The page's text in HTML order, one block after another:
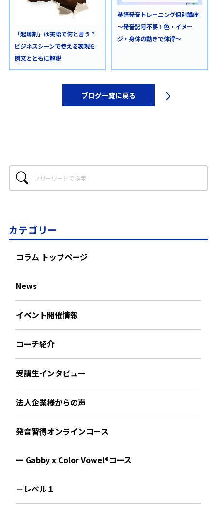
「起爆剤」は英語で何と言う？
ビジネスシーンで使える表現を
例文とともに解説
英語発音トレーニング個別講座
～発音記号不要！色・イメー
ジ・身体の動きで体得～
ブログ一覧に戻る
カテゴリー
コラム トップページ
News
イベント開催情報
コーチ紹介
受講生インタビュー
法人企業様からの声
発音習得オンラインコース
ー Gabby x Color Vowel®︎コース
－レベル１